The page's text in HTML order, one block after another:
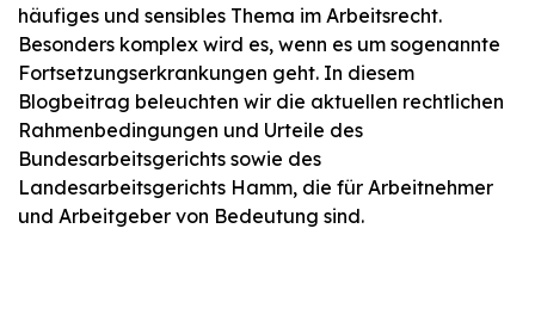
häufiges und sensibles Thema im Arbeitsrecht.
Besonders komplex wird es, wenn es um sogenannte
Fortsetzungserkrankungen geht. In diesem
Blogbeitrag beleuchten wir die aktuellen rechtlichen
Rahmenbedingungen und Urteile des
Bundesarbeitsgerichts sowie des
Landesarbeitsgerichts Hamm, die für Arbeitnehmer
und Arbeitgeber von Bedeutung sind.